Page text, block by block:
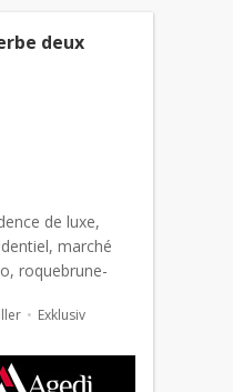
deux
de luxe,
marché
roquebrune-
Exklusiv